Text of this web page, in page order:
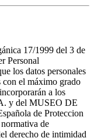
17/1999 del 3 de
Personal
los datos personales
con el máximo grado
a los
y del MUSEO DE
de Proteccion
de
derecho de intimidad